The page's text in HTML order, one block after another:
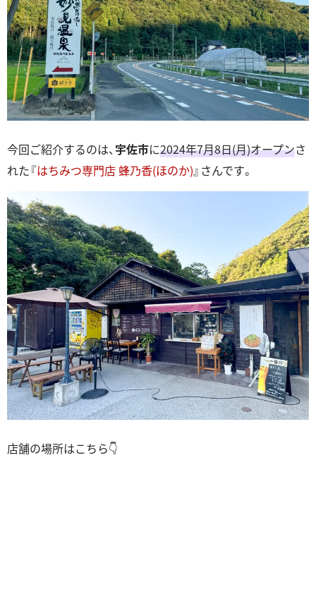
今回ご紹介するのは、 宇佐市に2024年7月8日(月)オープンさ
れた『はちみつ専門店 蜂乃香(ほのか)』さんです。
店舗の場所はこちら👇